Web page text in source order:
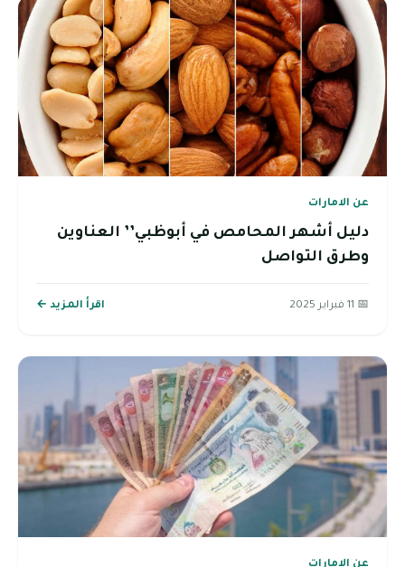
عن الامارات
دليل أشهر المحامص في أبوظبي’’ العناوين
وطرق التواصل
📅 11 فبراير 2025 اقرأ المزيد ←